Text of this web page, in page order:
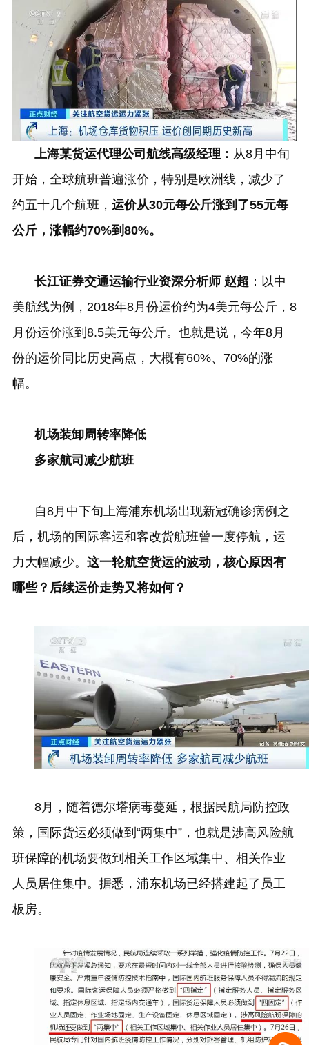
上海某货运代理公司航线高级经理： 从8月中旬
开始，全球航班普遍涨价，特别是欧洲线，减少了
约五十几个航班， 运价从30元每公斤涨到了55元每
公斤，涨幅约70%到 80%。
长江证券交通运输行业资深分析师 赵超 ：以中
美航线为例， 2018年8月份运价约为4美元每公斤， 8
月份运价涨到 8.5美元每公斤。也就是说，今年8月
份的运价同比历史高点，大概有60%、 70%的涨
幅。
机场装卸周转率降低
多家航司减少航班
自8月中下旬上海浦东机场出现新冠确诊病例之
后，机场的国际客运和客改货航班曾一度停航，运
力大幅减少。 这一轮航空货运的波动，核心原因有
哪些？后续运价走势又将如何？
8月，随着德尔塔病毒蔓延，根据民航局防控政
策，国际货运必须做到“两集中”，也就是涉高风险航
班保障的机场要做到相关工作区域集中、相关作业
人员居住集中。据悉，浦东机场已经搭建起了员工
板房。